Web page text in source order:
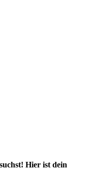
Hier ist dein